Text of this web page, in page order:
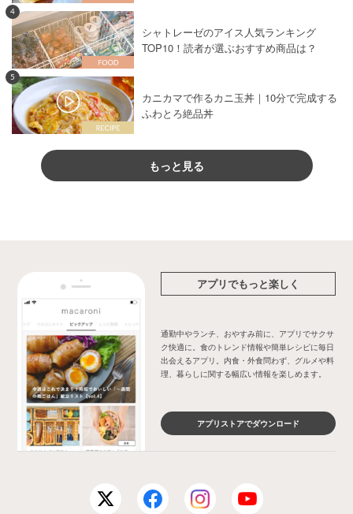
4
シャトレーゼのアイス人気ランキング
TOP10！読者が選ぶおすすめ商品は？
5
カニカマで作るカニ玉丼｜10分で完成する
ふわとろ絶品丼
もっと見る
アプリでもっと楽しく
通勤中やランチ、おやすみ前に、アプリでサクサ
ク快適に。食のトレンド情報や簡単レシピに毎日
出会えるアプリ。内食・外食問わず、グルメや料
理、暮らしに関する幅広い情報を楽しめます。
アプリストアでダウンロード